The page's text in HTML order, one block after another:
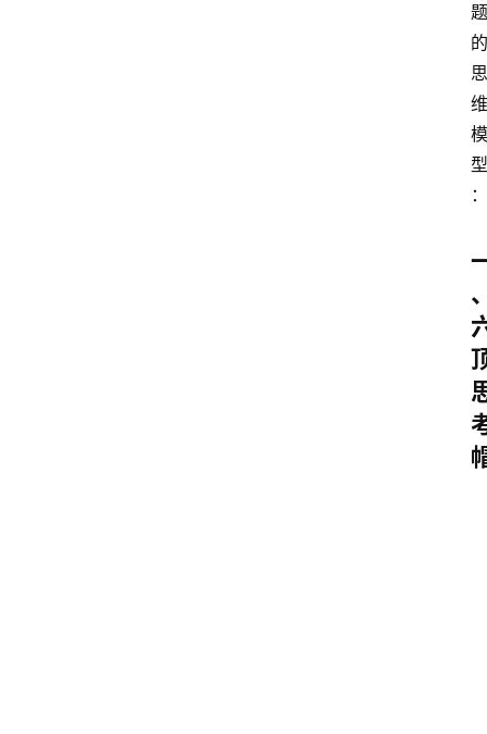
题
的
思
维
模
型
：